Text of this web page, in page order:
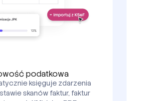
podatkowa
księguje zdarzenia
skanów faktur, faktur